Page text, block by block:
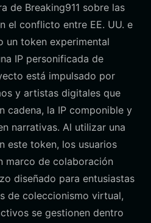
de Breaking911 sobre las
el conflicto entre EE. UU. e
un token experimental
IP personificada de
está impulsado por
y artistas digitales que
cadena, la IP componible y
narrativas. Al utilizar una
este token, los usuarios
marco de colaboración
diseñado para entusiastas
de coleccionismo virtual,
se gestionen dentro